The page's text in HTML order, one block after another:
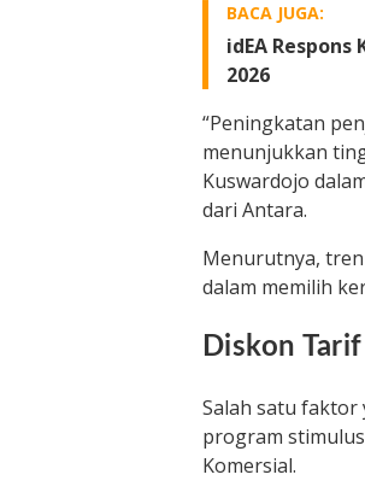
BACA JUGA:
idEA
2026
“Peningkatan
menunjukkan
Kuswardojo
dari Antara.
Menurutnya,
dalam memilih
Diskon
Salah satu
program
Komersial.